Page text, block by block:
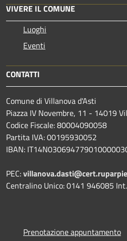
VIVERE IL COMUNE
Luoghi
Eventi
CONTATTI
Comune di Villanova d'Asti
Piazza IV Novembre, 11 - 14019
Codice Fiscale: 80004090058
Partita IVA: 00195930052
IBAN:
PEC:
Centralino Unico: 0141 946085
Prenotazione appuntamento